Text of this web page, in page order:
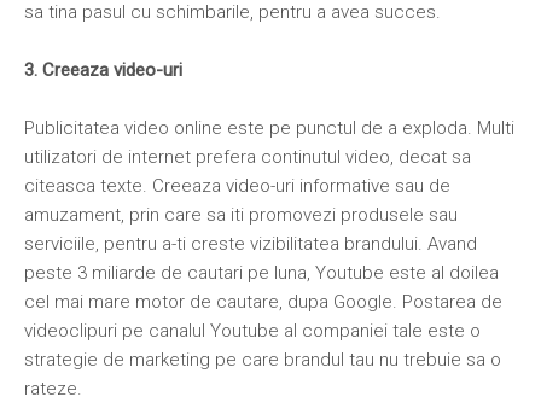
sa tina pasul cu schimbarile, pentru a avea succes.
3. Creeaza video-uri
Publicitatea video online este pe punctul de a exploda. Multi
utilizatori de internet prefera continutul video, decat sa
citeasca texte. Creeaza video-uri informative sau de
amuzament, prin care sa iti promovezi produsele sau
serviciile, pentru a-ti creste vizibilitatea brandului. Avand
peste 3 miliarde de cautari pe luna, Youtube este al doilea
cel mai mare motor de cautare, dupa Google. Postarea de
videoclipuri pe canalul Youtube al companiei tale este o
strategie de marketing pe care brandul tau nu trebuie sa o
rateze.